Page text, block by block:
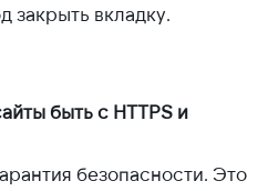
закрыть вкладку.
быть с HTTPS и
безопасности. Это